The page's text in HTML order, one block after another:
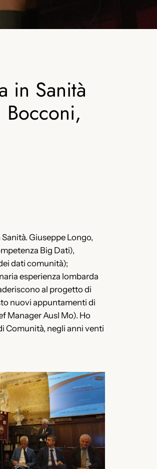
in Sanità
Giuseppe Longo,
Big Dati),
dati comunità);
esperienza lombarda
al progetto di
nuovi appuntamenti di
Manager Ausl Mo). Ho
Comunità, negli anni venti